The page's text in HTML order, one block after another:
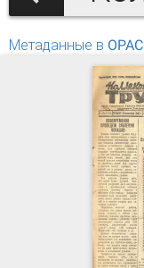
Метаданные в OPAC